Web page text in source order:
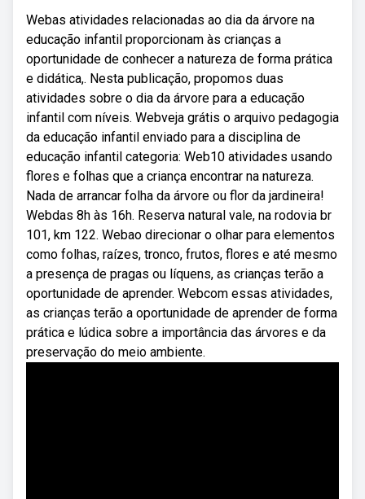
Webas atividades relacionadas ao dia da árvore na
educação infantil proporcionam às crianças a
oportunidade de conhecer a natureza de forma prática
e didática,. Nesta publicação, propomos duas
atividades sobre o dia da árvore para a educação
infantil com níveis. Webveja grátis o arquivo pedagogia
da educação infantil enviado para a disciplina de
educação infantil categoria: Web10 atividades usando
flores e folhas que a criança encontrar na natureza.
Nada de arrancar folha da árvore ou flor da jardineira!
Webdas 8h às 16h. Reserva natural vale, na rodovia br
101, km 122. Webao direcionar o olhar para elementos
como folhas, raízes, tronco, frutos, flores e até mesmo
a presença de pragas ou líquens, as crianças terão a
oportunidade de aprender. Webcom essas atividades,
as crianças terão a oportunidade de aprender de forma
prática e lúdica sobre a importância das árvores e da
preservação do meio ambiente.